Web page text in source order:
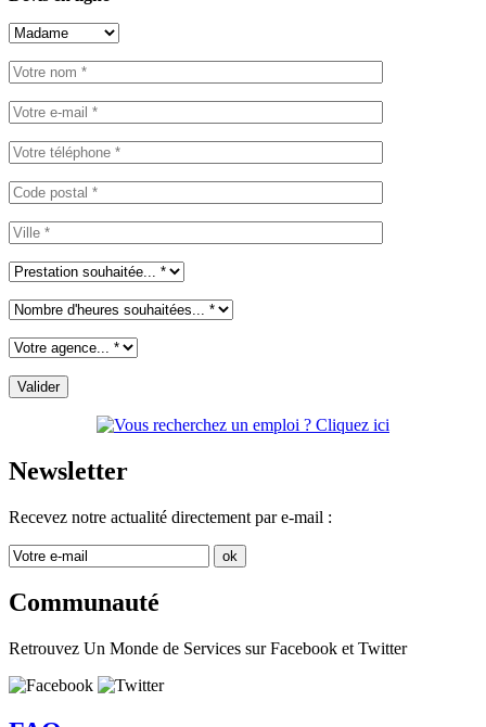
Newsletter
Recevez notre actualité directement par e-mail :
Communauté
Retrouvez Un Monde de Services sur Facebook et Twitter